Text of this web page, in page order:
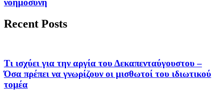
νοημοσύνη
Recent Posts
Τι ισχύει για την αργία του Δεκαπενταύγουστου –
Όσα πρέπει να γνωρίζουν οι μισθωτοί του ιδιωτικού
τομέα